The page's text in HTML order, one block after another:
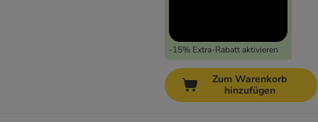
-15% Extra-Rabatt aktivieren
Zum Warenkorb
hinzufügen